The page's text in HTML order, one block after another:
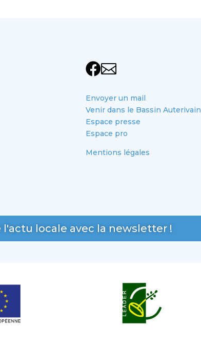

Envoyer un mail
Venir dans le Bassin Auterivain
Espace presse
Espace pro
Mentions légales
l'actu locale avec la newsletter !